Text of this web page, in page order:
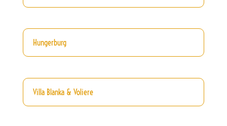
Hungerburg
Villa Blanka & Voliere